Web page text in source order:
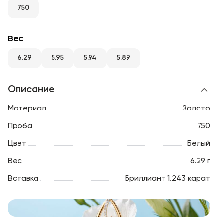
RU
750
Вес
6.29 5.95 5.94 5.89
Описание
Материал Золото
Проба 750
Цвет Белый
Вес 6.29 г
Вставка Бриллиант 1.243 карат